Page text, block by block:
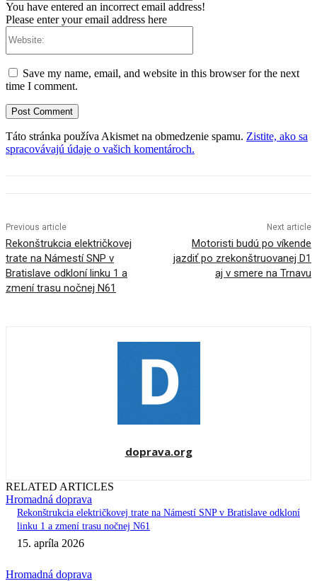
You have entered an incorrect email address!
Please enter your email address here
Save my name, email, and website in this browser for the next
time I comment.
Táto stránka používa Akismet na obmedzenie spamu. Zistite, ako sa
spracovávajú údaje o vašich komentároch.
Previous article
Rekonštrukcia električkovej
trate na Námestí SNP v
Bratislave odkloní linku 1 a
zmení trasu nočnej N61
Next article
Motoristi budú po víkende
jazdiť po zrekonštruovanej D1
aj v smere na Trnavu
doprava.org
RELATED ARTICLES
Hromadná doprava
Rekonštrukcia električkovej trate na Námestí SNP v Bratislave odkloní
linku 1 a zmení trasu nočnej N61
15. apríla 2026
Hromadná doprava